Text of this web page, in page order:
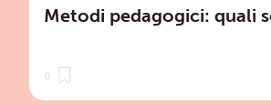
Metodi pedagogici: quali
0